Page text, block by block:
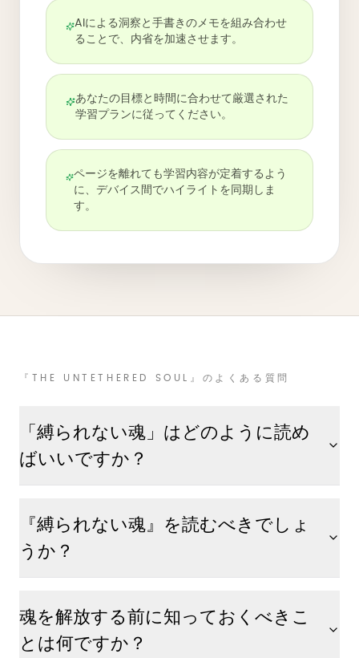
AIによる洞察と手書きのメモを組み合わせ
ることで、内省を加速させます。
あなたの目標と時間に合わせて厳選された
学習プランに従ってください。
ページを離れても学習内容が定着するよう
に、デバイス間でハイライトを同期しま
す。
『THE UNTETHERED SOUL』のよくある質問
「縛られない魂」はどのように読め
ばいいですか？
『縛られない魂』を読むべきでしょ
うか？
魂を解放する前に知っておくべきこ
とは何ですか？